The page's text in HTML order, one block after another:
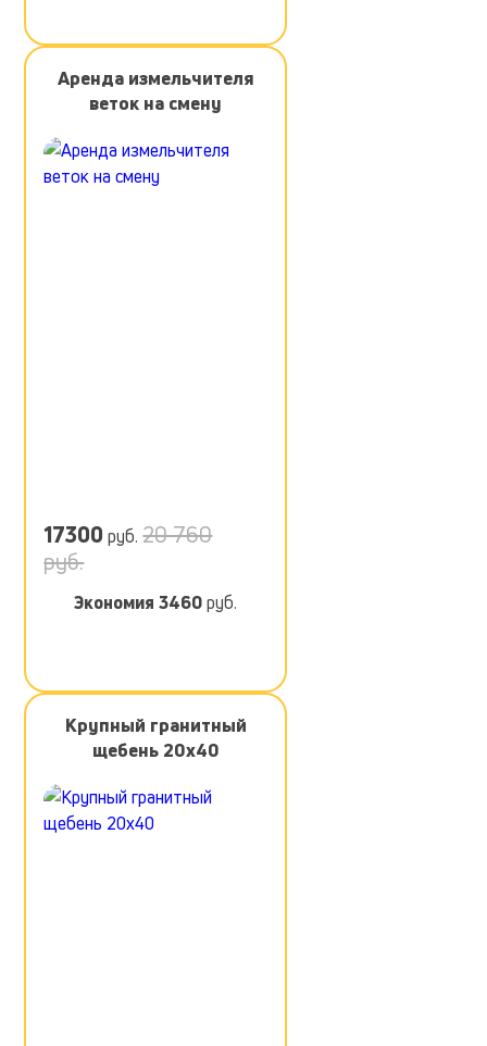
Аренда измельчителя
веток на смену
17300 руб.20 760
руб.
Экономия 3460руб.
Крупный гранитный
щебень 20х40